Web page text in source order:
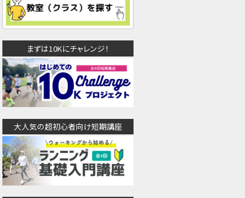
まずは10Kにチャレンジ！
大人気の超初心者向け短期講座